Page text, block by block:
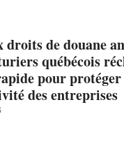
droits de douane
québécois
pour
des entreprises